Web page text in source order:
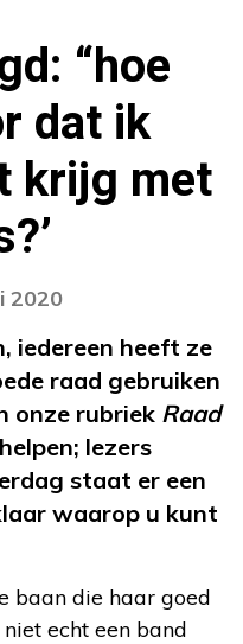
“hoe
dat ik
krijg met
2020
iedereen heeft ze
raad gebruiken
onze rubriek Raad
lezers
staat er een
waarop u kunt
baan die haar goed
echt een band